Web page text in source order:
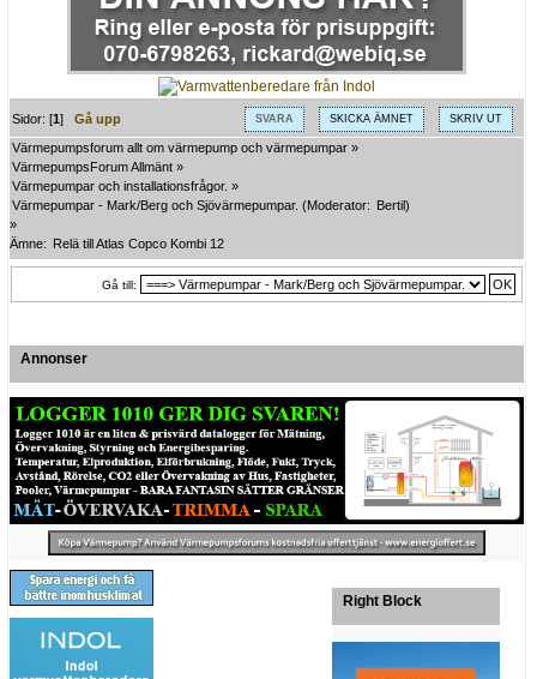
SVARA SKICKA ÄMNET SKRIV UT
Sidor: [1]Gå upp
Värmepumpsforum allt om värmepump och värmepumpar »
VärmepumpsForum Allmänt »
Värmepumpar och installationsfrågor. »
Värmepumpar - Mark/Berg och Sjövärmepumpar. (Moderator: Bertil)
»
Ämne: Relä till Atlas Copco Kombi 12
Gå till:
Annonser
Right Block